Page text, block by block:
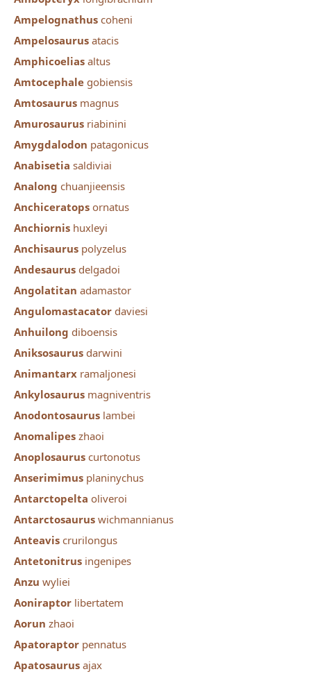
Ampelognathus coheni
Ampelosaurus atacis
Amphicoelias altus
Amtocephale gobiensis
Amtosaurus magnus
Amurosaurus riabinini
Amygdalodon patagonicus
Anabisetia saldiviai
Analong chuanjieensis
Anchiceratops ornatus
Anchiornis huxleyi
Anchisaurus polyzelus
Andesaurus delgadoi
Angolatitan adamastor
Angulomastacator daviesi
Anhuilong diboensis
Aniksosaurus darwini
Animantarx ramaljonesi
Ankylosaurus magniventris
Anodontosaurus lambei
Anomalipes zhaoi
Anoplosaurus curtonotus
Anserimimus planinychus
Antarctopelta oliveroi
Antarctosaurus wichmannianus
Anteavis crurilongus
Antetonitrus ingenipes
Anzu wyliei
Aoniraptor libertatem
Aorun zhaoi
Apatoraptor pennatus
Apatosaurus ajax